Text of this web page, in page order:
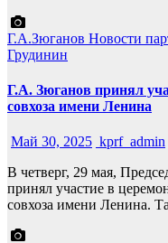
Г.А.Зюганов Новости
Грудинин
Г.А. Зюганов принял
совхоза имени Ленина
Май 30, 2025 kprf_admin
В четверг, 29 мая,
принял участие в
совхоза имени Ленина.